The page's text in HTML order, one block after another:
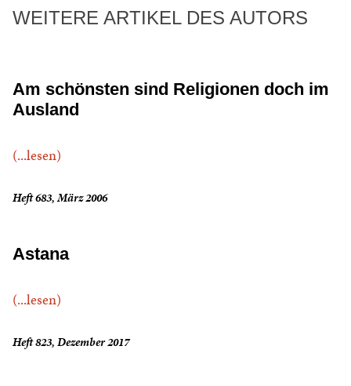
WEITERE ARTIKEL DES AUTORS
Am schönsten sind Religionen doch im
Ausland
(...lesen)
Heft 683, März 2006
Astana
(...lesen)
Heft 823, Dezember 2017